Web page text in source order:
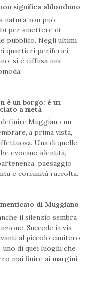
significa abbandono
natura non può
per smettere di
pubblico. Negli ultimi
quartieri periferici
si è diffusa una
è un borgo: è un
a metà
Muggiano un
a prima vista,
Una di quelle
evocano identità,
paesaggio
e comunità raccolta.
di Muggiano
il silenzio sembra
Succede in via
al piccolo cimitero
uno di quei luoghi che
mai finire ai margini